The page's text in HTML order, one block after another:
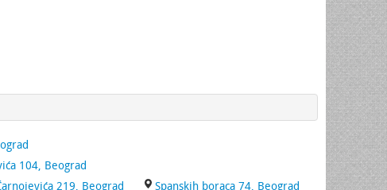
104, Beograd
219, Beograd
Spanskih boraca 74, Beograd